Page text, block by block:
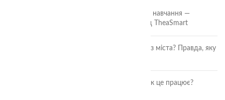
🎲 Онлайн-кубики для гри та навчання —
безкоштовний інструмент від TheaSmart
Чи безпечні ягоди та фрукти з міста? Правда, яку
Розвиток дитини через гру: як це працює?